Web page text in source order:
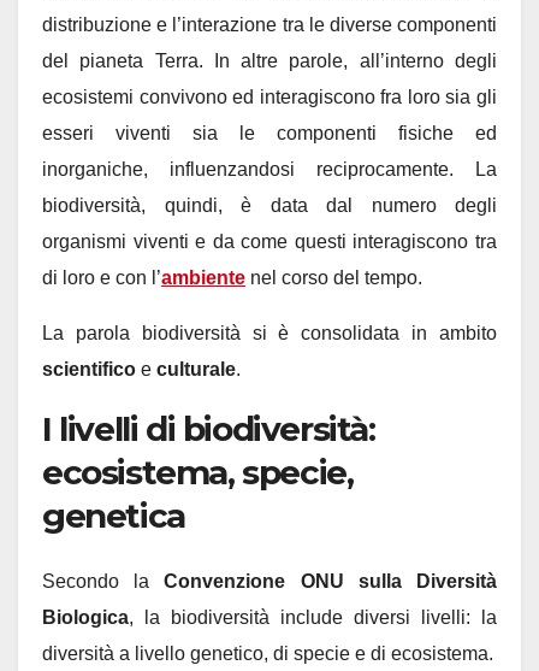
distribuzione e l’interazione tra le diverse componenti
del pianeta Terra. In altre parole, all’interno degli
ecosistemi convivono ed interagiscono fra loro sia gli
esseri viventi sia le componenti fisiche ed
inorganiche, influenzandosi reciprocamente. La
biodiversità, quindi, è data dal numero degli
organismi viventi e da come questi interagiscono tra
di loro e con l’ambiente nel corso del tempo.
La parola biodiversità si è consolidata in ambito
scientifico e culturale.
I livelli di biodiversità:
ecosistema, specie,
genetica
Secondo laConvenzione ONU sulla Diversità
Biologica, la biodiversità include diversi livelli: la
diversità a livello genetico, di specie e di ecosistema.